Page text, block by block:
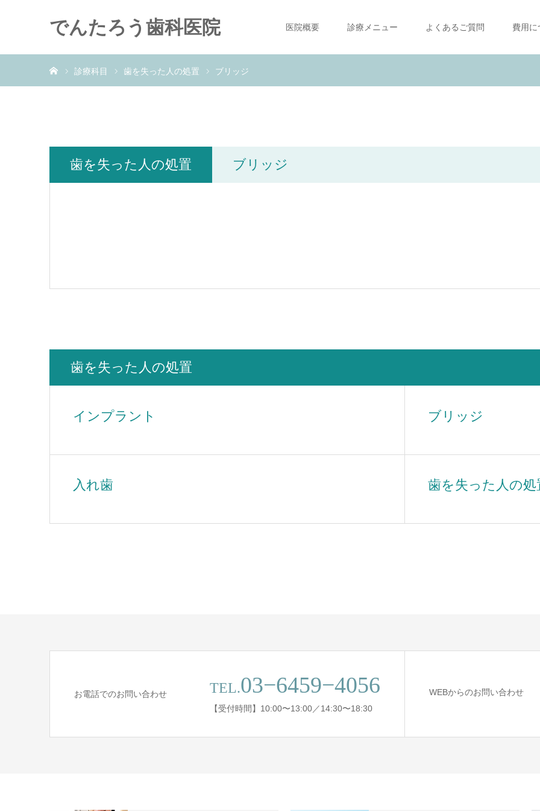
でんたろう歯科医院 医院概要 診療メニュー よくあるご質問 費用に
診療科目 歯を失った人の処置 ブリッジ
歯を失った人の処置 ブリッジ
歯を失った人の処置
インプラント ブリッジ
入れ歯 歯を失った人の処
お電話でのお問い合わせ TEL.03−6459−4056
【受付時間】10:00〜13:00／14:30〜18:30
WEBからのお問い合わせ